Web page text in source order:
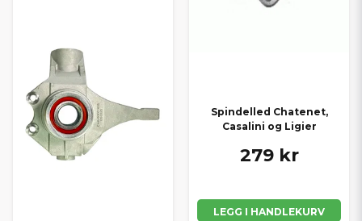
Spindelled Chatenet,
Casalini og Ligier
279 kr
LEGG I HANDLEKURV